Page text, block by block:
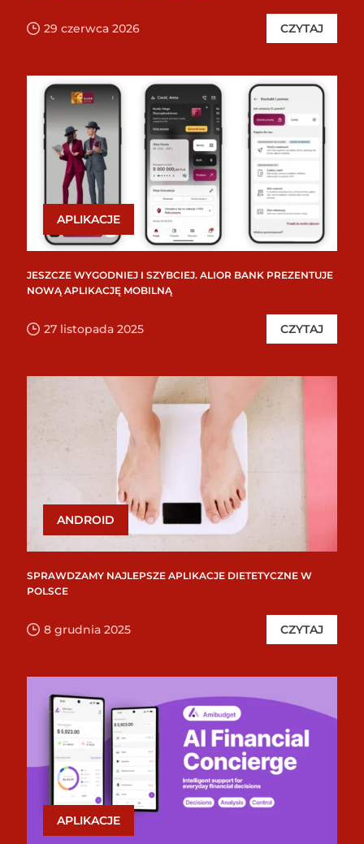
29 czerwca 2026 CZYTAJ
APLIKACJE
JESZCZE WYGODNIEJ I SZYBCIEJ. ALIOR BANK PREZENTUJE
NOWĄ APLIKACJĘ MOBILNĄ
27 listopada 2025 CZYTAJ
ANDROID
SPRAWDZAMY NAJLEPSZE APLIKACJE DIETETYCZNE W
POLSCE
8 grudnia 2025 CZYTAJ
APLIKACJE